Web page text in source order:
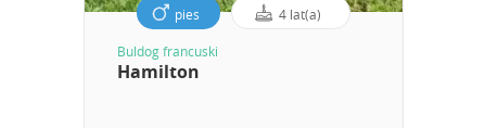
pies 4 lat(a)
Buldog francuski
Hamilton